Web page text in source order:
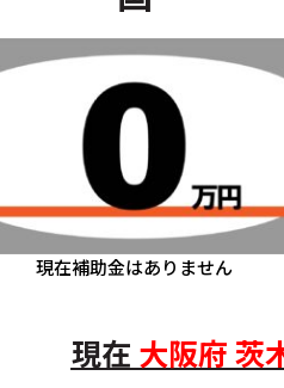
現在補助金はありません
現在 大阪府茨